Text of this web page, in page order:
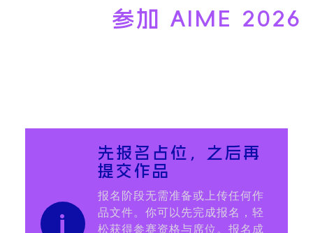
先报名占位，之后再
提交作品
报名阶段无需准备或上传任何作
品文件。你可以先完成报名，轻
松获得参赛资格与席位。报名成
参加 AIME 2026